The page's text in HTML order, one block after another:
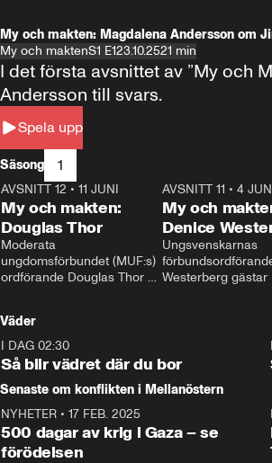
My och makten: Magdalena Andersson om
My och maktenS1 E123.10.2521 min
Spela upp
I det första avsnittet av ”My och
Andersson till svars.
Säsong 1
26:27
AVSNITT 12 • 11 JUNI
My och makten:
Douglas Thor
Moderata
ungdomsförbundet (MUF:s)
ordförande Douglas Thor
tonårsutvisningarna och hur
Moderaterna ska locka
väljare till valet i höst.
AVSNITT 11 •4
My och
Denice
Ungsvenskarnas
Westerberg gästar
Väder
I DAG 02:30
Så blir vädret där du bor
Senaste om konflikten i Mellanöstern
NYHETER • 17 FEB. 2025
500 dagar av krig i Gaza – se
förödelsen